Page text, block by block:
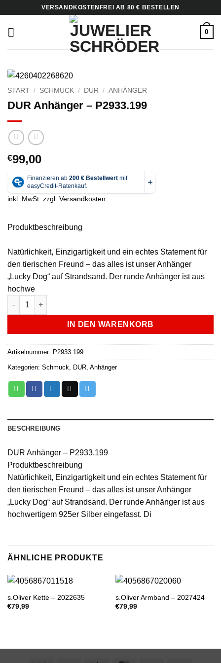
springen
VERSANDKOSTENFREI AB 80 € BESTELLEN
0
START / SCHMUCK / DUR / ANHÄNGER
DUR Anhänger – P2933.199
€99,00
inkl. MwSt. zzgl. Versandkosten
Produktbeschreibung
Natürlichkeit, Einzigartigkeit und ein echtes Statement für
den tierischen Freund – das alles ist unser Anhänger
„Lucky Dog“ auf Strandsand. Der runde Anhänger ist aus
hochwe
DUR Anhänger - P2933.199 Menge
IN DEN WARENKORB
Artikelnummer: P2933.199
Kategorien: Schmuck DUR Anhänger
BESCHREIBUNG
DUR Anhänger – P2933.199
Produktbeschreibung
Natürlichkeit, Einzigartigkeit und ein echtes Statement für
den tierischen Freund – das alles ist unser Anhänger
„Lucky Dog“ auf Strandsand. Der runde Anhänger ist aus
hochwertigem 925er Silber eingefasst. Di
ÄHNLICHE PRODUKTE
s.Oliver Kette – 2022635
€79,99
s.Oliver Armband – 2027424
€79,99